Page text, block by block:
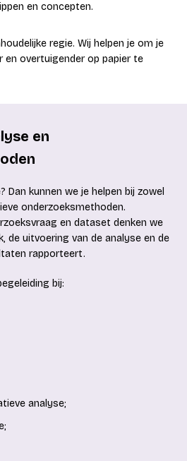
en concepten.
regie. Wij helpen je om je
en overtuigender op papier te
en
Dan kunnen we je helpen bij zowel
onderzoeksmethoden.
en dataset denken we
de uitvoering van de analyse en de
rapporteert.
bij:
analyse;